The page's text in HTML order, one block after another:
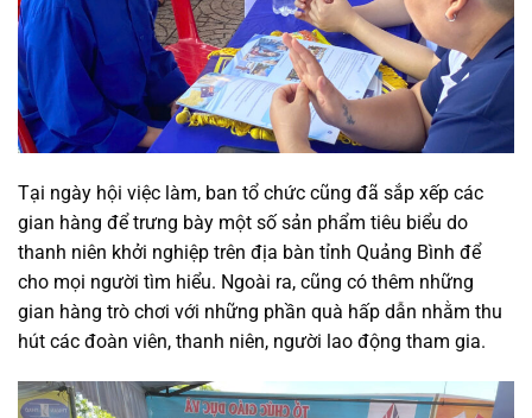
Tại ngày hội việc làm, ban tổ chức cũng đã sắp xếp các
gian hàng để trưng bày một số sản phẩm tiêu biểu do
thanh niên khởi nghiệp trên địa bàn tỉnh Quảng Bình để
cho mọi người tìm hiểu. Ngoài ra, cũng có thêm những
gian hàng trò chơi với những phần quà hấp dẫn nhằm thu
hút các đoàn viên, thanh niên, người lao động tham gia.